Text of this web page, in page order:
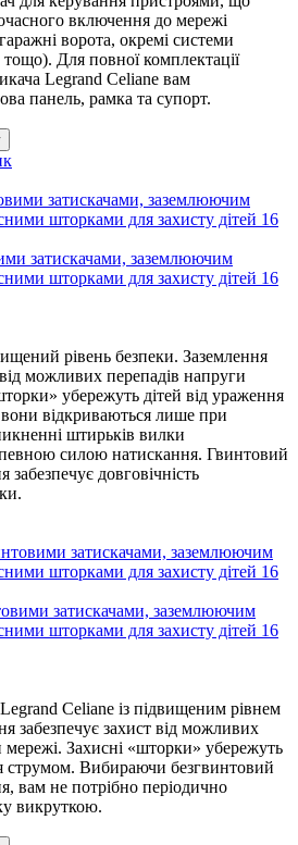
включення до мережі
ворота, окремі системи
Для повної комплектації
Legrand Celiane вам
панель, рамка та супорт.
затискачами, заземлюючим
шторками для захисту дітей 16
рівень безпеки. Заземлення
можливих перепадів напруги
убережуть дітей від ураження
відкриваються лише при
штирьків вилки
силою натискання. Гвинтовий
забезпечує довговічність
затискачами, заземлюючим
шторками для захисту дітей 16
Celiane із підвищеним рівнем
забезпечує захист від можливих
мережі. Захисні «шторки» убережуть
струмом. Вибираючи безгвинтовий
вам не потрібно періодично
викруткою.